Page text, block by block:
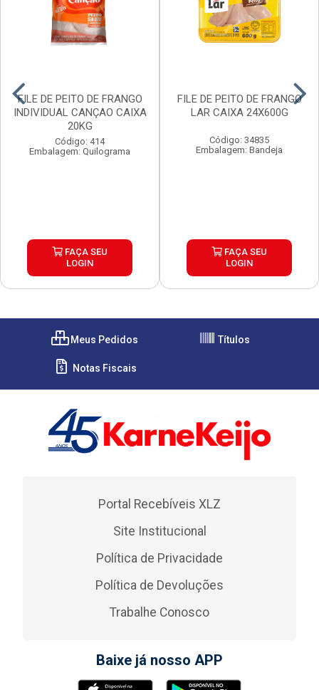
FILE DE PEITO DE FRANGO
INDIVIDUAL CANÇAO CAIXA
20KG
Código: 414
Embalagem: Quilograma
FAÇA SEU
LOGIN
FILE DE PEITO DE FRANGO
LAR CAIXA 24X600G
Código: 34835
Embalagem: Bandeja
FAÇA SEU
LOGIN
Meus Pedidos Títulos
Notas Fiscais
Portal Recebíveis XLZ
Site Institucional
Política de Privacidade
Política de Devoluções
Trabalhe Conosco
Baixe já nosso APP